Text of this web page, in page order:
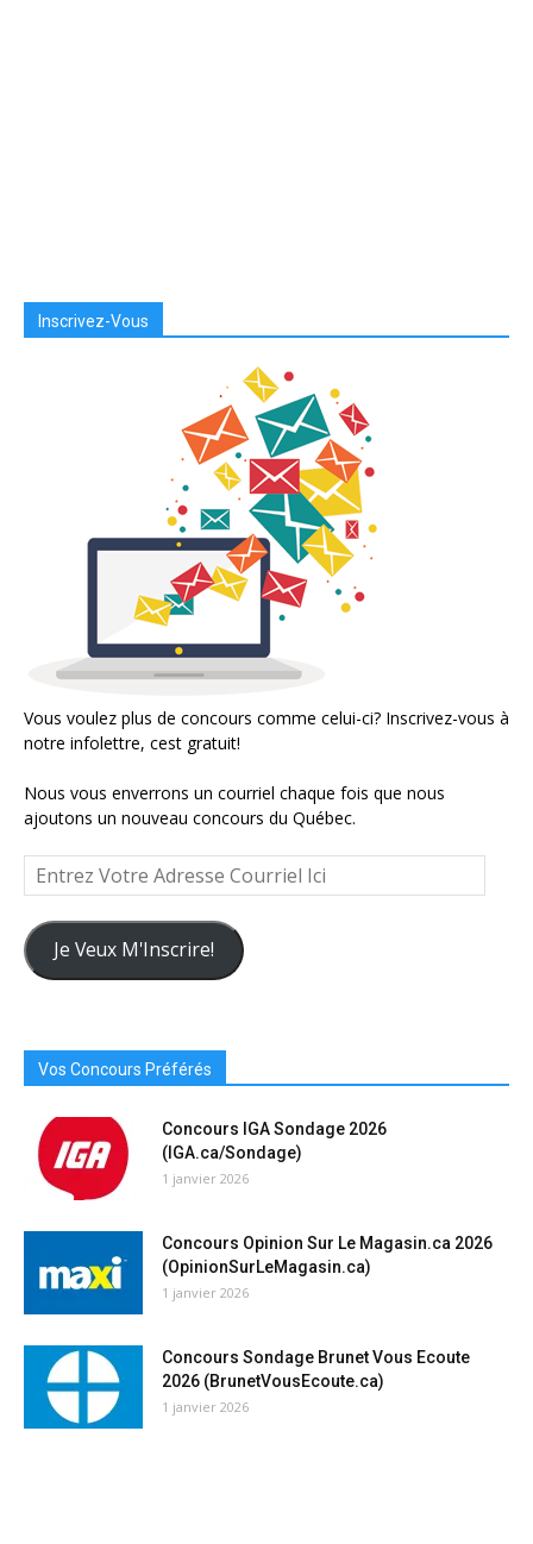
Inscrivez-Vous
Vous voulez plus de concours comme celui-ci? Inscrivez-vous à
notre infolettre, cest gratuit!
Nous vous enverrons un courriel chaque fois que nous
ajoutons un nouveau concours du Québec.
Entrez
Votre
Adresse
Courriel
Ici
Je Veux M'Inscrire!
Vos Concours Préférés
Concours IGA Sondage 2026
(IGA.ca/Sondage)
1 janvier 2026
Concours Opinion Sur Le Magasin.ca 2026
(OpinionSurLeMagasin.ca)
1 janvier 2026
Concours Sondage Brunet Vous Ecoute
2026 (BrunetVousEcoute.ca)
1 janvier 2026